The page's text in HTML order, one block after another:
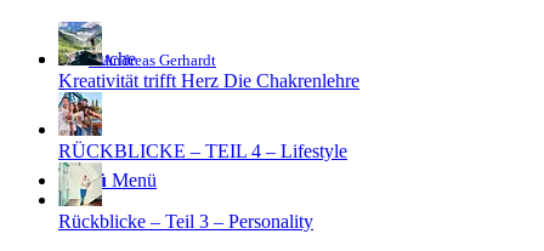
Suche
Menü Menü
Andreas Gerhardt
Kreativität trifft Herz Die Chakrenlehre
RÜCKBLICKE – TEIL 4 – Lifestyle
Rückblicke – Teil 3 – Personality